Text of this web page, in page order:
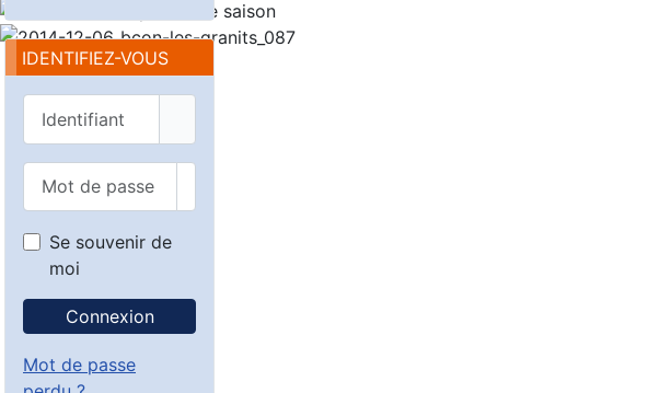
IDENTIFIEZ-VOUS
Se souvenir de
moi
Connexion
Mot de passe